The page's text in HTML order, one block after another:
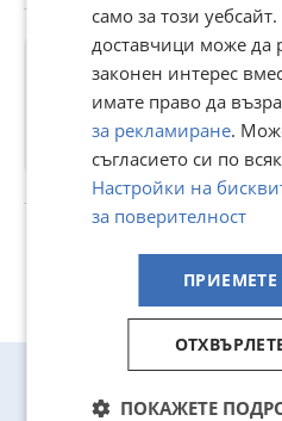
Claas
512 €
1
гр. Дулово,
Изтегли приложението
Bazar.bg на твоя телефон
само за този
доставчици може да
законен интерес
имате право да
за рекламиране.
съгласието си по
Настройки на
за поверителност
ПОКАЖЕТЕ